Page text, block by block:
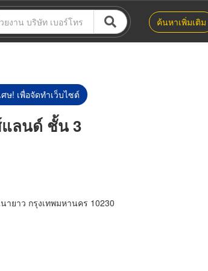
ค้นหาเพิ่มเติม
ษ! เพื่อจัดทำเว็บไซต์
ลนด์ ชั้น 3
ยาว กรุงเทพมหานคร 10230